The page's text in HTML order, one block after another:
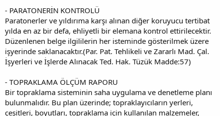
- PARATONERİN KONTROLÜ
Paratonerler ve yıldırıma karşı alınan diğer koruyucu tertibat
yılda en az bir defa, ehliyetli bir elemana kontrol ettirilecektir.
Düzenlenen belge ilgililerin her isteminde gösterilmek üzere
işyerinde saklanacaktır.(Par. Pat. Tehlikeli ve Zararlı Mad. Çal.
İşyerleri ve İşlerde Alınacak Ted. Hak. Tüzük Madde:57)
- TOPRAKLAMA ÖLÇÜM RAPORU
Bir topraklama sisteminin saha uygulama ve denetleme planı
bulunmalıdır. Bu plan üzerinde; topraklayıcıların yerleri,
çeşitleri, boyutları, topraklama için kullanılan malzemeler,